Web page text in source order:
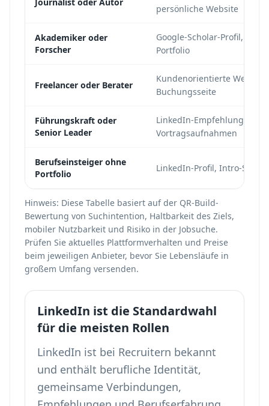
persönliche Website
Akademiker oder
Forscher
Google-Scholar-Profil,
Portfolio
Freelancer oder Berater
Kundenorientierte
Buchungsseite
Führungskraft oder
Senior Leader
LinkedIn-Empfehlungen,
Vortragsaufnahmen
Berufseinsteiger ohne
Portfolio
LinkedIn-Profil, Intro-Seite,
Hinweis: Diese Tabelle basiert auf der QR-Build-
Bewertung von Suchintention, Haltbarkeit des Ziels,
mobiler Nutzbarkeit und Risiko in der Jobsuche.
Prüfen Sie aktuelles Plattformverhalten und Preise
beim jeweiligen Anbieter, bevor Sie Lebensläufe in
großem Umfang versenden.
LinkedIn ist die Standardwahl
für die meisten Rollen
LinkedIn ist bei Recruitern bekannt
und enthält berufliche Identität,
gemeinsame Verbindungen,